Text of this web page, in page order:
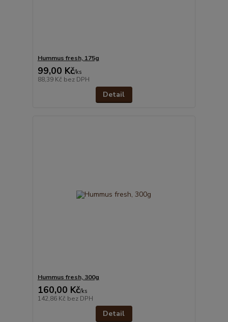
Hummus fresh, 175g
99,00 Kč/ks
88,39 Kč bez DPH
Detail
Hummus fresh, 300g
160,00 Kč/ks
142,86 Kč bez DPH
Detail